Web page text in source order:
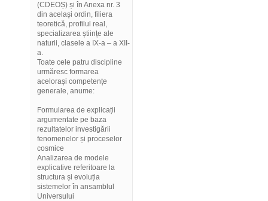
(CDEOȘ) și în Anexa nr. 3
din același ordin, filiera
teoretică, profilul real,
specializarea științe ale
naturii, clasele a IX-a – a XII-
a.
Toate cele patru discipline
urmăresc formarea
acelorași competențe
generale, anume:
Formularea de explicații
argumentate pe baza
rezultatelor investigării
fenomenelor și proceselor
cosmice
Analizarea de modele
explicative referitoare la
structura și evoluția
sistemelor în ansamblul
Universului